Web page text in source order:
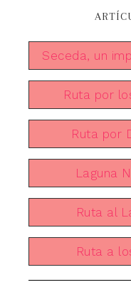
Seceda, un
Ruta por
Ruta por
Laguna
Ruta al
Ruta a